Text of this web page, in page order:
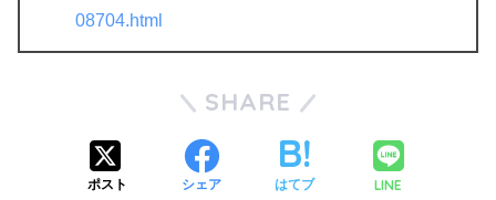
08704.html
SHARE
ポスト シェア はてブ LINE